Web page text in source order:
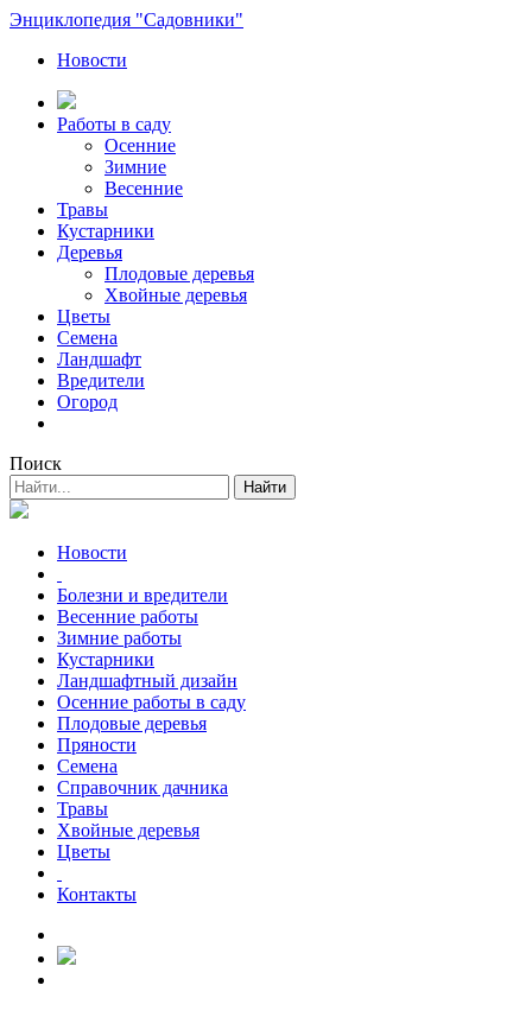
Энциклопедия "Садовники"
Новости
Работы в саду
Осенние
Зимние
Весенние
Травы
Кустарники
Деревья
Плодовые деревья
Хвойные деревья
Цветы
Семена
Ландшафт
Вредители
Огород
Поиск
Новости
Болезни и вредители
Весенние работы
Зимние работы
Кустарники
Ландшафтный дизайн
Осенние работы в саду
Плодовые деревья
Пряности
Семена
Справочник дачника
Травы
Хвойные деревья
Цветы
Контакты